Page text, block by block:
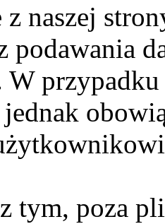
naszej
podawania
W
jednak
tym, poza